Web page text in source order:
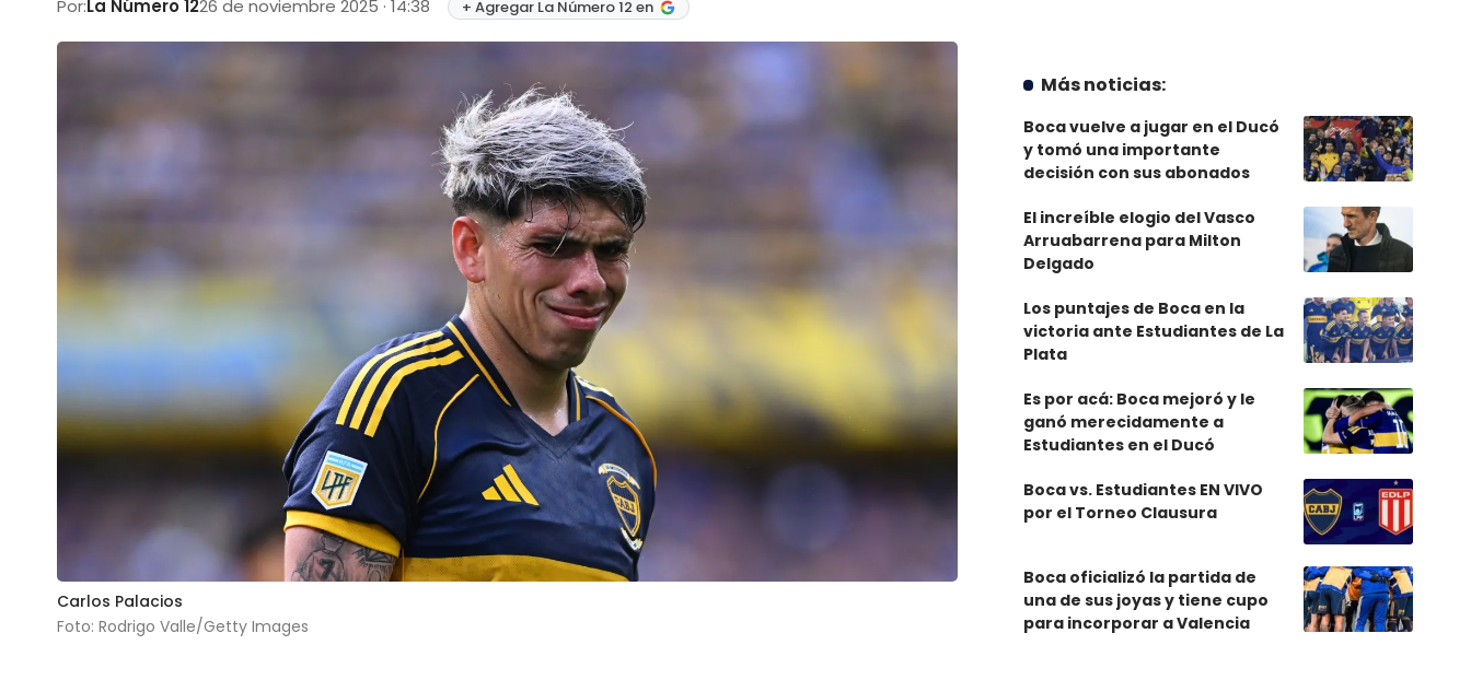
Por:La Número 1226 de noviembre 2025 · 14:38 + Agregar La Número 12 en
Carlos Palacios
Foto: Rodrigo Valle/Getty Images
Más noticias:
Boca vuelve a jugar en el Ducó
y tomó una importante
decisión con sus abonados
El increíble elogio del Vasco
Arruabarrena para Milton
Delgado
Los puntajes de Boca en la
victoria ante Estudiantes de La
Plata
Es por acá: Boca mejoró y le
ganó merecidamente a
Estudiantes en el Ducó
Boca vs. Estudiantes EN VIVO
por el Torneo Clausura
Boca oficializó la partida de
una de sus joyas y tiene cupo
para incorporar a Valencia